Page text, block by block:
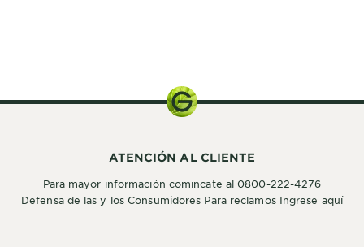
ATENCIÓN AL CLIENTE
Para mayor información comincate al 0800-222-4276
Defensa de las y los Consumidores Para reclamos Ingrese aquí